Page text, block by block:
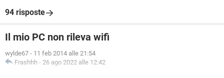
94 risposte
Il mio PC non rileva wifi
wylde67 - 11 feb 2014 alle 21:54
Frashhh - 26 ago 2022 alle 12:42